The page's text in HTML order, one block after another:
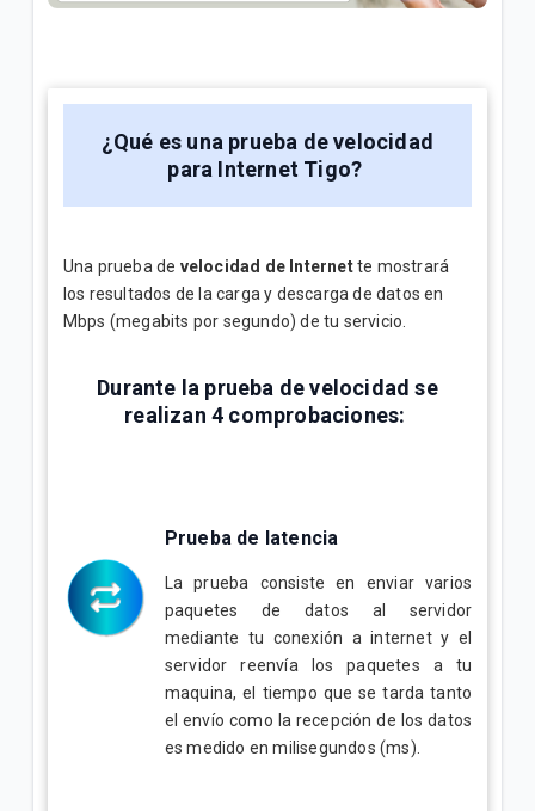
VER MÁS
¿Qué es una prueba de velocidad
para Internet Tigo?
Una prueba de velocidad de Internette mostrará
los resultados de la carga y descarga de datos en
Mbps (megabits por segundo) de tu servicio.
Durante la prueba de velocidad se
realizan 4 comprobaciones:
Prueba de latencia
La prueba consiste en enviar varios
paquetes de datos al servidor
mediante tu conexión a internet y el
servidor reenvía los paquetes a tu
maquina, el tiempo que se tarda tanto
el envío como la recepción de los datos
es medido en milisegundos (ms).